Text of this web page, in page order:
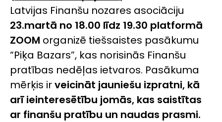
Latvijas Finanšu nozares asociāciju
23.martā no 18.00 līdz 19.30 platformā
ZOOM organizē tiešsaistes pasākumu
“Piķa Bazars”, kas norisinās Finanšu
pratības nedēļas ietvaros. Pasākuma
mērķis irveicināt jauniešu izpratni, kā
arīieinteresētību jomās, kas saistītas
ar finanšu pratību un naudas prasmi.